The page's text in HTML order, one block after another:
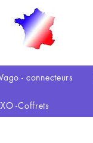
- connecteurs
-Coffrets